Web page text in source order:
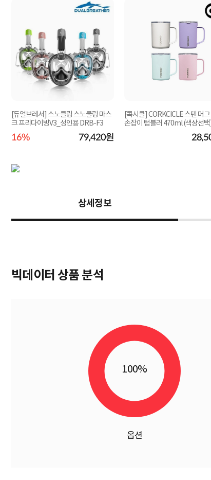
[듀얼브레서] 스노클링 스노쿨링 마스
크 프리다이빙V3_성인용 DRB-F3
16% 79,420원
[콕시클] CORKCICLE 스텐 머
손잡이 텀블러 470ml (색상선
상세정보
빅데이터 상품 분석
100%
옵션